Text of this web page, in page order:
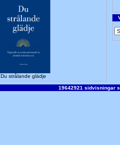
Du strålande glädje
19642921 sidvisningar